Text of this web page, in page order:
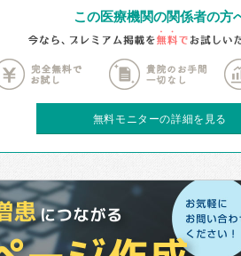
この医療機関の関係者の方
無料モニターの詳細を見る